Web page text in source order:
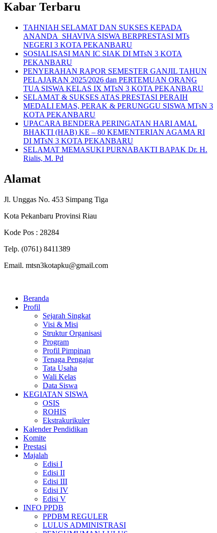
Kabar Terbaru
TAHNIAH SELAMAT DAN SUKSES KEPADA
ANANDA SHAVIVA SISWA BERPRESTASI MTs
NEGERI 3 KOTA PEKANBARU
SOSIALISASI MAN IC SIAK DI MTsN 3 KOTA
PEKANBARU
PENYERAHAN RAPOR SEMESTER GANJIL TAHUN
PELAJARAN 2025/2026 dan PERTEMUAN ORANG
TUA SISWA KELAS IX MTsN 3 KOTA PEKANBARU
SELAMAT & SUKSES ATAS PRESTASI PERAIH
MEDALI EMAS, PERAK & PERUNGGU SISWA MTsN 3
KOTA PEKANBARU
UPACARA BENDERA PERINGATAN HARI AMAL
BHAKTI (HAB) KE – 80 KEMENTERIAN AGAMA RI
DI MTsN 3 KOTA PEKANBARU
SELAMAT MEMASUKI PURNABAKTI BAPAK Dr. H.
Rialis, M. Pd
Alamat
Jl. Unggas No. 453 Simpang Tiga
Kota Pekanbaru Provinsi Riau
Kode Pos : 28284
Telp. (0761) 8411389
Email. mtsn3kotapku@gmail.com
Beranda
Profil
Sejarah Singkat
Visi & Misi
Struktur Organisasi
Program
Profil Pimpinan
Tenaga Pengajar
Tata Usaha
Wali Kelas
Data Siswa
KEGIATAN SISWA
OSIS
ROHIS
Ekstrakurikuler
Kalender Pendidikan
Komite
Prestasi
Majalah
Edisi I
Edisi II
Edisi III
Edisi IV
Edisi V
INFO PPDB
PPDBM REGULER
LULUS ADMINISTRASI